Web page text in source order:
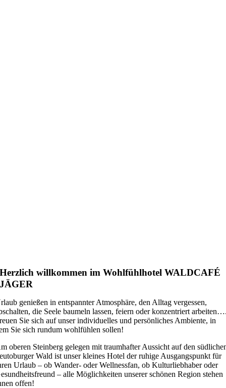
Herzlich willkommen im Wohlfühlhotel WALDCAFÉ
JÄGER
genießen in entspannter Atmosphäre, den Alltag vergessen,
die Seele baumeln lassen, feiern oder konzentriert
Sie sich auf unser individuelles und persönliches Ambiente, in
Sie sich rundum wohlfühlen sollen!
oberen Steinberg gelegen mit traumhafter Aussicht auf den
Wald ist unser kleines Hotel der ruhige Ausgangspunkt für
Urlaub – ob Wander- oder Wellnessfan, ob Kulturliebhaber oder
– alle Möglichkeiten unserer schönen Region stehen
offen!